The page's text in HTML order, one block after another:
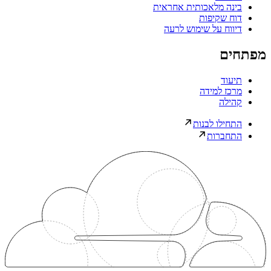
בינה מלאכותית אחראית
דוח שקיפות
דיווח על שימוש לרעה
מפתחים
תיעוד
מרכז למידה
קהילה
התחילו לבנות
התחברות